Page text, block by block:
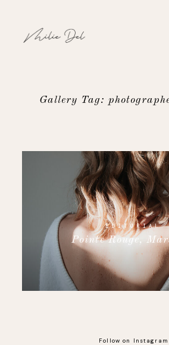
CONTACT
Gallery Tag:
EDITORIAL
Pointe Rouge,
Follow on Instagram